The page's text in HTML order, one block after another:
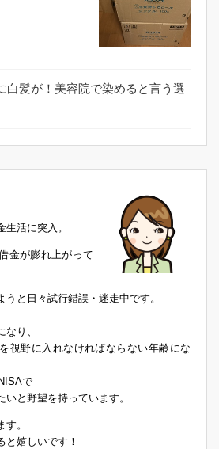
白髪が！美容院で染めると言う選
活に突入。
金が膨れ上がって
と日々試行錯誤・迷走中です。
り、
視野に入れなければならない年齢にな
で
と野望を持っています。
。
と嬉しいです！